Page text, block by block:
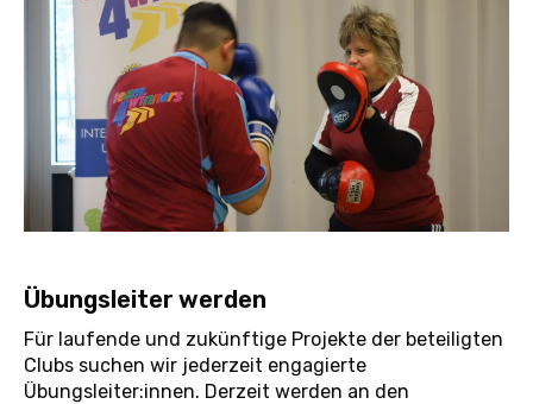
Übungsleiter werden
Für laufende und zukünftige Projekte der beteiligten
Clubs suchen wir jederzeit engagierte
Übungsleiter:innen. Derzeit werden an den